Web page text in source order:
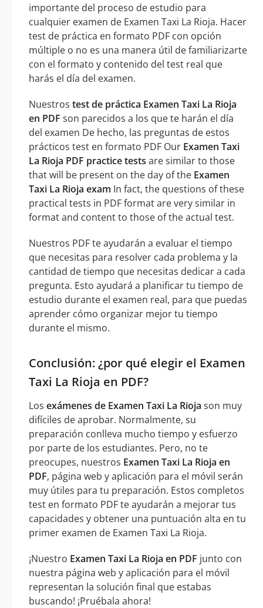
importante del proceso de estudio para
cualquier examen de Examen Taxi La Rioja. Hacer
test de práctica en formato PDF con opción
múltiple o no es una manera útil de familiarizarte
con el formato y contenido del test real que
harás el día del examen.
Nuestros test de práctica Examen Taxi La Rioja
en PDF son parecidos a los que te harán el día
del examen De hecho, las preguntas de estos
prácticos test en formato PDF Our Examen Taxi
La Rioja PDF practice tests are similar to those
that will be present on the day of the Examen
Taxi La Rioja exam In fact, the questions of these
practical tests in PDF format are very similar in
format and content to those of the actual test.
Nuestros PDF te ayudarán a evaluar el tiempo
que necesitas para resolver cada problema y la
cantidad de tiempo que necesitas dedicar a cada
pregunta. Esto ayudará a planificar tu tiempo de
estudio durante el examen real, para que puedas
aprender cómo organizar mejor tu tiempo
durante el mismo.
Conclusión: ¿por qué elegir el Examen
Taxi La Rioja en PDF?
Los exámenes de Examen Taxi La Rioja son muy
difíciles de aprobar. Normalmente, su
preparación conlleva mucho tiempo y esfuerzo
por parte de los estudiantes. Pero, no te
preocupes, nuestros Examen Taxi La Rioja en
PDF, página web y aplicación para el móvil serán
muy útiles para tu preparación. Estos completos
test en formato PDF te ayudarán a mejorar tus
capacidades y obtener una puntuación alta en tu
primer examen de Examen Taxi La Rioja.
¡Nuestro Examen Taxi La Rioja en PDF junto con
nuestra página web y aplicación para el móvil
representan la solución final que estabas
buscando! ¡Pruébala ahora!